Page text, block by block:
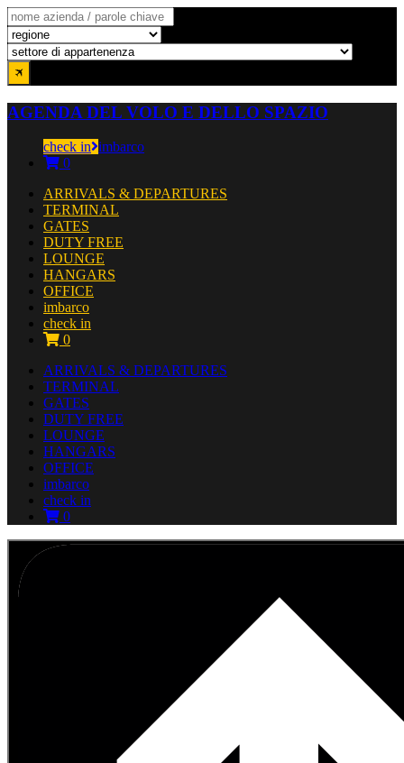
AGENDA DEL VOLO E DELLO SPAZIO
check in imbarco
0
ARRIVALS & DEPARTURES
TERMINAL
GATES
DUTY FREE
LOUNGE
HANGARS
OFFICE
imbarco
check in
0
ARRIVALS & DEPARTURES
TERMINAL
GATES
DUTY FREE
LOUNGE
HANGARS
OFFICE
imbarco
check in
0